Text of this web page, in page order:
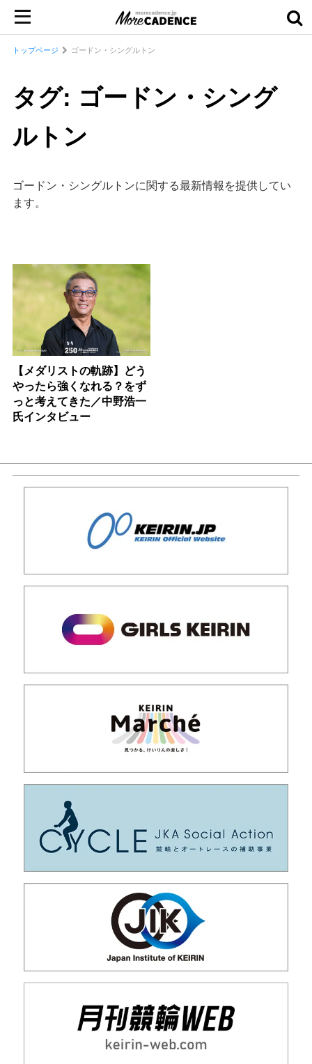
トップページ ゴードン・シングルトン
タグ: ゴードン・シング
ルトン
ゴードン・シングルトンに関する最新情報を提供してい
ます。
【メダリストの軌跡】どう
やったら強くなれる？をず
っと考えてきた／中野浩一
氏インタビュー